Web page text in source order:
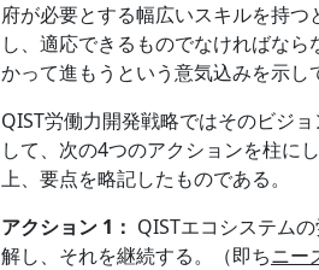
府が必要とする幅広いスキルを持
し、適応できるものでなければな
かって進もうという意気込みを示し
QIST労働力開発戦略ではそのビジ
して、次の4つのアクションを柱に
上、要点を略記したものである。
アクション 1： QISTエコシステム
解し、それを継続する。（即ちニー